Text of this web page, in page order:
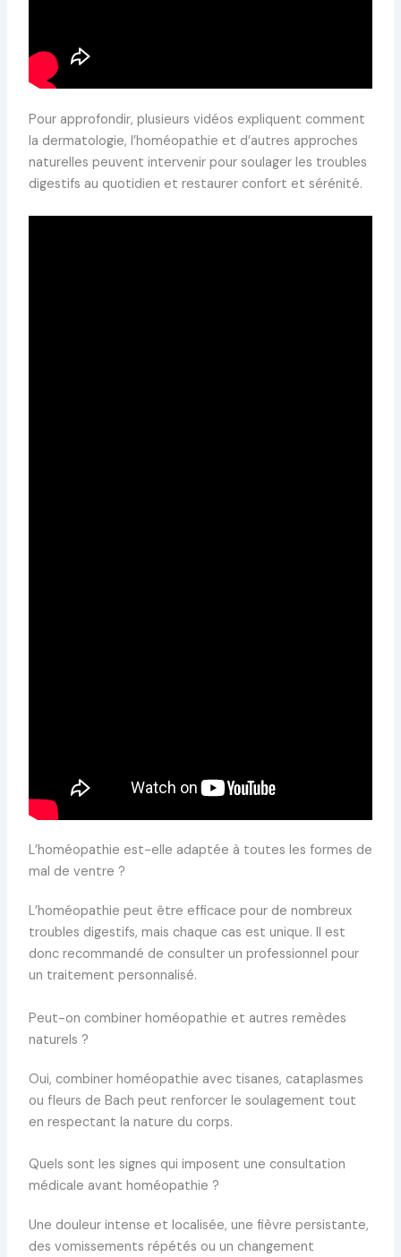
Pour approfondir, plusieurs vidéos expliquent comment
la dermatologie, l’homéopathie et d’autres approches
naturelles peuvent intervenir pour soulager les troubles
digestifs au quotidien et restaurer confort et sérénité.
L’homéopathie est-elle adaptée à toutes les formes de
mal de ventre ?
L’homéopathie peut être efficace pour de nombreux
troubles digestifs, mais chaque cas est unique. Il est
donc recommandé de consulter un professionnel pour
un traitement personnalisé.
Peut-on combiner homéopathie et autres remèdes
naturels ?
Oui, combiner homéopathie avec tisanes, cataplasmes
ou fleurs de Bach peut renforcer le soulagement tout
en respectant la nature du corps.
Quels sont les signes qui imposent une consultation
médicale avant homéopathie ?
Une douleur intense et localisée, une fièvre persistante,
des vomissements répétés ou un changement